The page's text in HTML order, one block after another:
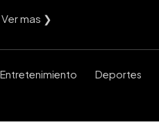
Ver mas ❯
Entretenimiento Deportes